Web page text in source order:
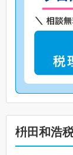
枡田和浩